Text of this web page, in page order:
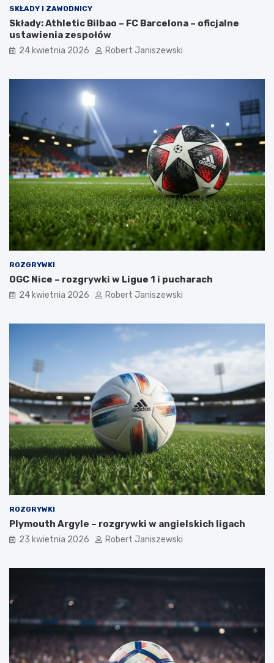
SKŁADY I ZAWODNICY
Składy: Athletic Bilbao – FC Barcelona – oficjalne
ustawienia zespołów
24 kwietnia 2026 Robert Janiszewski
ROZGRYWKI
OGC Nice – rozgrywki w Ligue 1 i pucharach
24 kwietnia 2026 Robert Janiszewski
ROZGRYWKI
Plymouth Argyle – rozgrywki w angielskich ligach
23 kwietnia 2026 Robert Janiszewski